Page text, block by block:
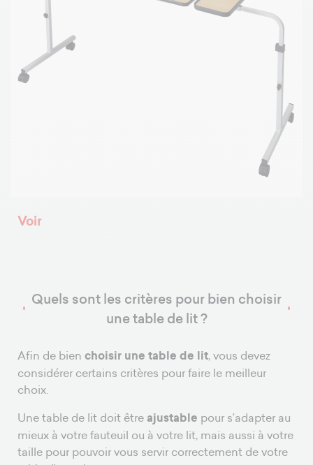
Voir
Quels sont les critères pour bien choisir
une table de lit ?
Afin de bien choisir une table de lit, vous devez
considérer certains critères pour faire le meilleur
choix.
Une table de lit doit être ajustable pour s’adapter au
mieux à votre fauteuil ou à votre lit, mais aussi à votre
taille pour pouvoir vous servir correctement de votre